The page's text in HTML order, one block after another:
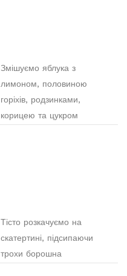
Змішуємо яблука з
лимоном, половиною
горіхів, родзинками,
корицею та цукром
Тісто розкачуємо на
скатертині, підсипаючи
трохи борошна